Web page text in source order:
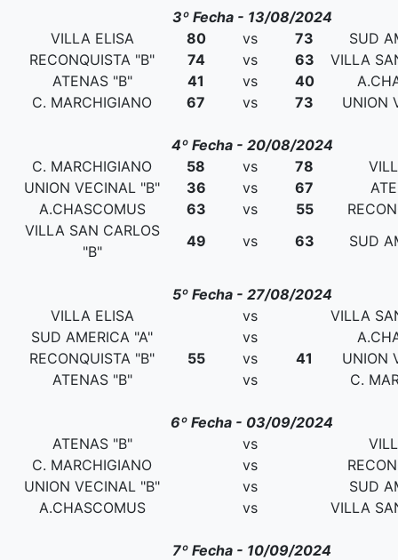
3º Fecha - 13/08/2024
VILLA ELISA
80 vs 73
SUD
RECONQUISTA "B"
74 vs 63
VILLA
ATENAS "B"
41 vs 40
C. MARCHIGIANO
67 vs 73 UNION
4º Fecha - 20/08/2024
C. MARCHIGIANO
58 vs 78
UNION VECINAL "B"
36 vs 67
A.CHASCOMUS
63 vs 55
VILLA SAN CARLOS
"B"
49 vs 63 SUD
5º Fecha - 27/08/2024
VILLA ELISA
vs
VILLA
SUD AMERICA "A"
vs
RECONQUISTA "B"
55 vs 41
UNION
ATENAS "B"
vs C.
6º Fecha - 03/09/2024
ATENAS "B"
vs
C. MARCHIGIANO
vs
UNION VECINAL "B"
vs
SUD
A.CHASCOMUS
vs VILLA
7º Fecha - 10/09/2024